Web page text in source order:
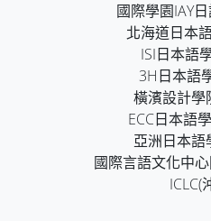
國際學園IAY
北海道日本
ISI日本語
3H日本語
橫濱設計學
ECC日本語
亞洲日本語
國際言語文化中
ICLC(